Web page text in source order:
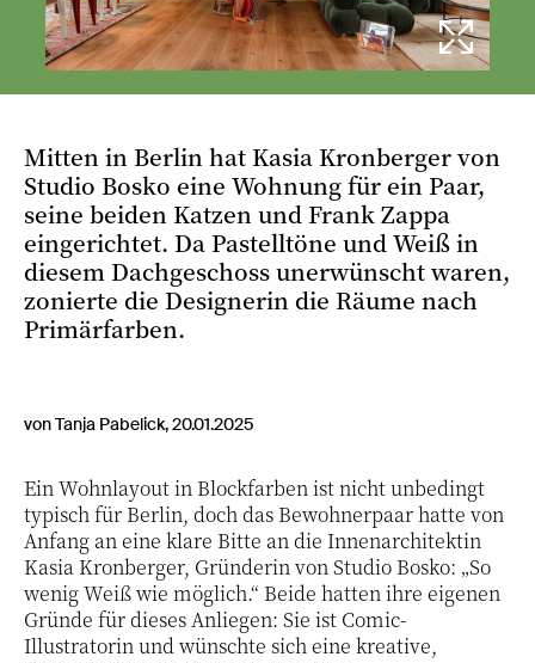
Mitten in Berlin hat Kasia Kronberger von
Studio Bosko eine Wohnung für ein Paar,
seine beiden Katzen und Frank Zappa
eingerichtet. Da Pastelltöne und Weiß in
diesem Dachgeschoss unerwünscht waren,
zonierte die Designerin die Räume nach
Primärfarben.
von Tanja Pabelick, 20.01.2025
Ein Wohnlayout in Blockfarben ist nicht unbedingt
typisch für Berlin, doch das Bewohnerpaar hatte von
Anfang an eine klare Bitte an die Innenarchitektin
Kasia Kronberger, Gründerin von Studio Bosko: „So
wenig Weiß wie möglich.“ Beide hatten ihre eigenen
Gründe für dieses Anliegen: Sie ist Comic-
Illustratorin und wünschte sich eine kreative,